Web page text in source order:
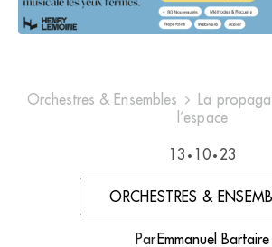
International
Orchestres & Ensembles
La
l’espace
13 • 10 • 23
ORCHESTRES &
Par Emmanuel Bartaire